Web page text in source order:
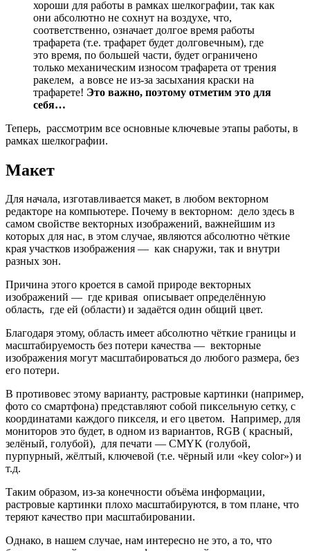
хороши для работы в рамках шелкографии, так как
они абсолютно не сохнут на воздухе, что,
соответственно, означает долгое время работы
трафарета (т.е. трафарет будет долговечным), где
это время, по большей части, будет ограничено
только механическим износом трафарета от трения
ракелем, а вовсе не из-за засыхания краски на
трафарете! Это важно, поэтому отметим это для
себя…
Теперь, рассмотрим все основные ключевые этапы работы, в
рамках шелкографии.
Макет
Для начала, изготавливается макет, в любом векторном
редакторе на компьютере. Почему в векторном: дело здесь в
самом свойстве векторных изображений, важнейшим из
которых для нас, в этом случае, являются абсолютно чёткие
края участков изображения — как снаружи, так и внутри
разных зон.
Причина этого кроется в самой природе векторных
изображений — где кривая описывает определённую
область, где ей (области) и задаётся один общий цвет.
Благодаря этому, область имеет абсолютно чёткие границы и
масштабируемость без потери качества — векторные
изображения могут масштабироваться до любого размера, без
его потери.
В противовес этому варианту, растровые картинки (например,
фото со смартфона) представляют собой пиксельную сетку, с
координатами каждого пикселя, и его цветом. Например, для
мониторов это будет, в одном из вариантов, RGB ( красный,
зелёный, голубой), для печати — CMYK (голубой,
пурпурный, жёлтый, ключевой (т.е. чёрный или «key color») и
т.д.
Таким образом, из-за конечности объёма информации,
растровые картинки плохо масштабируются, в том плане, что
теряют качество при масштабировании.
Однако, в нашем случае, нам интересно не это, а то, что